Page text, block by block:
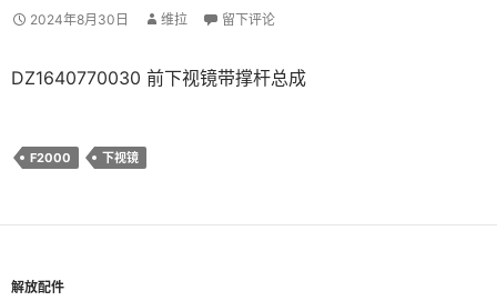
2024年8月30日 维拉 留下评论
DZ1640770030 前下视镜带撑杆总成
F2000 下视镜
解放配件